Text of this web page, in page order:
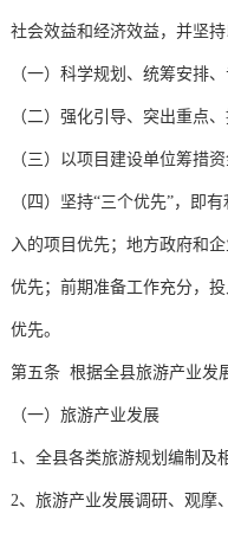
社会效益和经济效益，并坚持
（一）科学规划、统筹安排、
（二）强化引导、突出重点
（三）以项目建设单位筹措
（四）坚持“三个优先”，即
入的项目优先；地方政府和
优先；前期准备工作充分，
优先。
第五条 根据全县旅游产业发
（一）旅游产业发展
1、全县各类旅游规划编制及
2、旅游产业发展调研、观摩